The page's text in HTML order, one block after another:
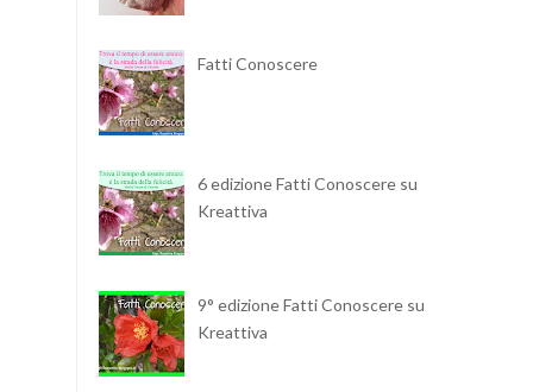
Fatti Conoscere
6 edizione Fatti Conoscere su
Kreattiva
9° edizione Fatti Conoscere su
Kreattiva